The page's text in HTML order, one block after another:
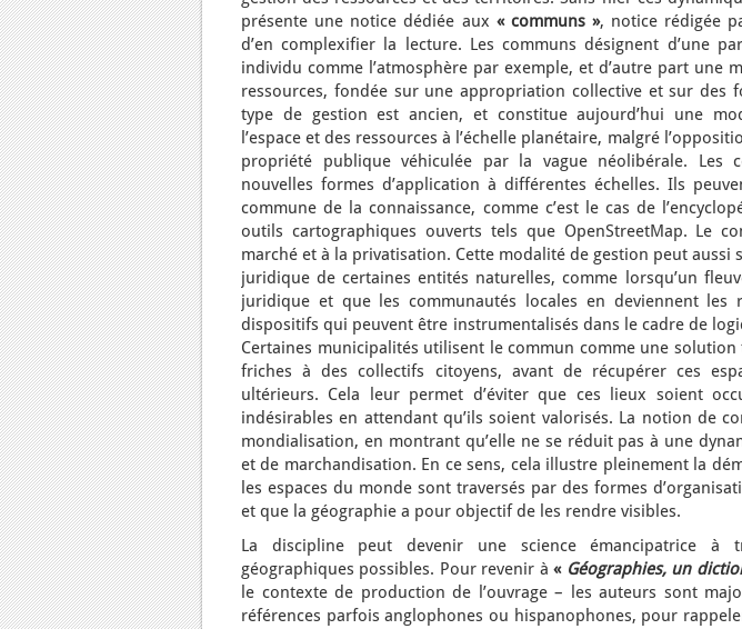
présente une notice dédiée aux « communs », notice rédigée
d’en complexifier la lecture. Les communs désignent d’une
individu comme l’atmosphère par exemple, et d’autre part une
ressources, fondée sur une appropriation collective et sur des
type de gestion est ancien, et constitue aujourd’hui une
l’espace et des ressources à l’échelle planétaire, malgré
propriété publique véhiculée par la vague néolibérale. Les
nouvelles formes d’application à différentes échelles. Ils
commune de la connaissance, comme c’est le cas de
outils cartographiques ouverts tels que OpenStreetMap. Le
marché et à la privatisation. Cette modalité de gestion peut aussi
juridique de certaines entités naturelles, comme lorsqu’un
juridique et que les communautés locales en deviennent les
dispositifs qui peuvent être instrumentalisés dans le cadre de
Certaines municipalités utilisent le commun comme une
friches à des collectifs citoyens, avant de récupérer ces
ultérieurs. Cela leur permet d’éviter que ces lieux soient
indésirables en attendant qu’ils soient valorisés. La notion de
mondialisation, en montrant qu’elle ne se réduit pas à une
et de marchandisation. En ce sens, cela illustre pleinement la
les espaces du monde sont traversés par des formes
et que la géographie a pour objectif de les rendre visibles.
La discipline peut devenir une science émancipatrice à
géographiques possibles. Pour revenir à« Géographies, un
le contexte de production de l’ouvrage – les auteurs sont
références parfois anglophones ou hispanophones, pour